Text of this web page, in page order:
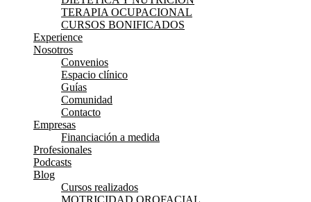
TERAPIA OCUPACIONAL
CURSOS BONIFICADOS
Experience
Nosotros
Convenios
Espacio clínico
Guías
Comunidad
Contacto
Empresas
Financiación a medida
Profesionales
Podcasts
Blog
Cursos realizados
MOTRICIDAD OROFACIAL